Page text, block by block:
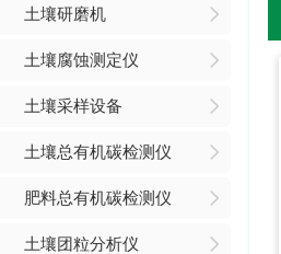
土壤研磨机
土壤腐蚀测定仪
土壤采样设备
土壤总有机碳检测仪
肥料总有机碳检测仪
土壤团粒分析仪